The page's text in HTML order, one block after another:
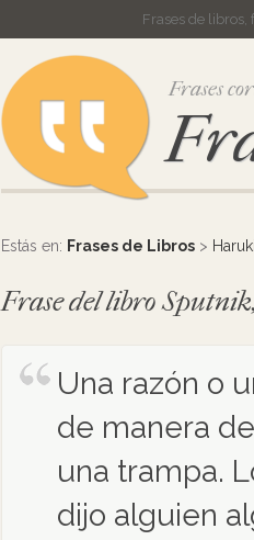
Frases de libros,
Frases
Estás en: Frases de Libros >
Frase del libro
Una razón o
de manera
una trampa.
dijo alguien